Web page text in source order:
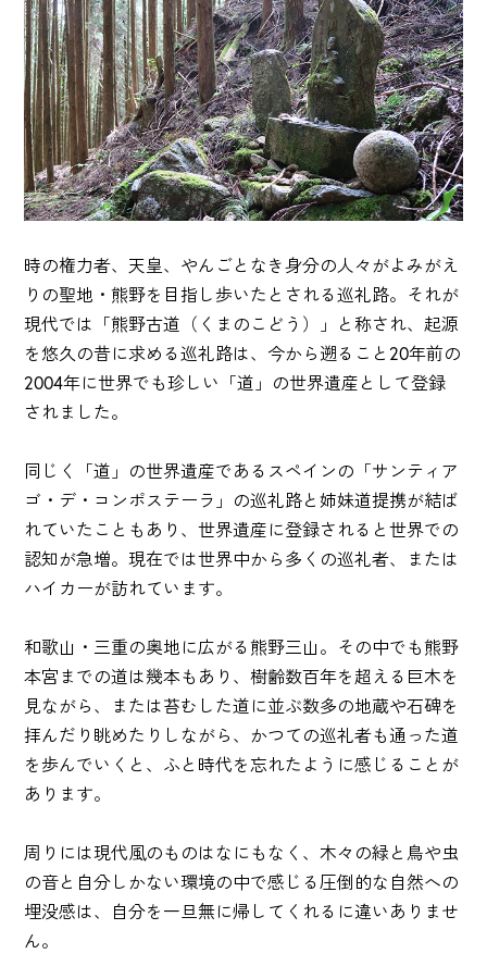
時の権力者、天皇、やんごとなき身分の人々がよみがえ
りの聖地・熊野を目指し歩いたとされる巡礼路。それが
現代では「熊野古道（くまのこどう）」と称され、起源
を悠久の昔に求める巡礼路は、今から遡ること20年前の
2004年に世界でも珍しい「道」の世界遺産として登録
されました。
同じく「道」の世界遺産であるスペインの「サンティア
ゴ・デ・コンポステーラ」の巡礼路と姉妹道提携が結ば
れていたこともあり、世界遺産に登録されると世界での
認知が急増。現在では世界中から多くの巡礼者、または
ハイカーが訪れています。
和歌山・三重の奥地に広がる熊野三山。その中でも熊野
本宮までの道は幾本もあり、樹齢数百年を超える巨木を
見ながら、または苔むした道に並ぶ数多の地蔵や石碑を
拝んだり眺めたりしながら、かつての巡礼者も通った道
を歩んでいくと、ふと時代を忘れたように感じることが
あります。
周りには現代風のものはなにもなく、木々の緑と鳥や虫
の音と自分しかない環境の中で感じる圧倒的な自然への
埋没感は、自分を一旦無に帰してくれるに違いありませ
ん。